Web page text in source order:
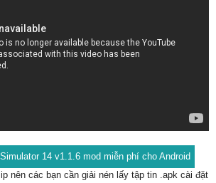
14 v1.1.6 mod miễn phí cho Android
nên các bạn cần giải nén lấy tập tin .apk cài đặt